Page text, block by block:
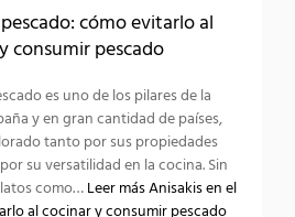
cómo evitarlo al
consumir pescado
es uno de los pilares de la
y en gran cantidad de países,
tanto por sus propiedades
su versatilidad en la cocina. Sin
como… Leer másAnisakis en el
al cocinar y consumir pescado